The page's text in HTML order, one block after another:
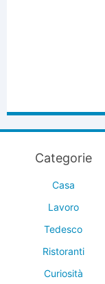
Categorie
Casa
Lavoro
Tedesco
Ristoranti
Curiosità